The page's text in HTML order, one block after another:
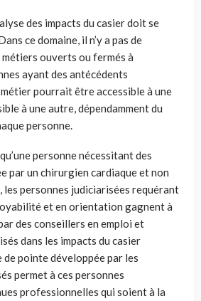
des impacts du casier doit se
ce domaine, il n’y a pas de
métiers ouverts ou fermés à
ayant des antécédents
métier pourrait être accessible à une
à une autre, dépendamment du
personne.
personne nécessitant des
par un chirurgien cardiaque et non
les personnes judiciarisées requérant
et en orientation gagnent à
des conseillers en emploi et
dans les impacts du casier
de pointe développée par les
permet à ces personnes
professionnelles qui soient à la